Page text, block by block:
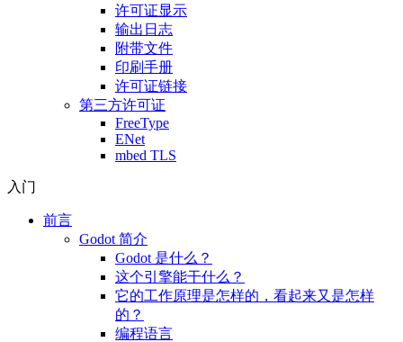
许可证显示
输出日志
附带文件
印刷手册
许可证链接
第三方许可证
FreeType
ENet
mbed TLS
入门
前言
Godot 简介
Godot 是什么？
这个引擎能干什么？
它的工作原理是怎样的，看起来又是怎样
的？
编程语言